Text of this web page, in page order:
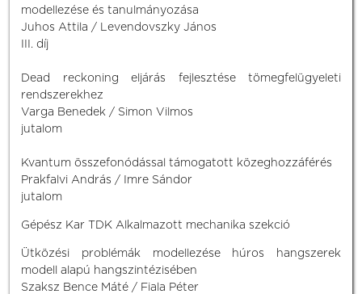
modellezése és tanulmányozása
Juhos Attila / Levendovszky János
III. díj
Dead reckoning eljárás fejlesztése tömegfelügyeleti
rendszerekhez
Varga Benedek / Simon Vilmos
jutalom
Kvantum összefonódással támogatott közeghozzáférés
Prakfalvi András / Imre Sándor
jutalom
Gépész Kar TDK Alkalmazott mechanika szekció
Ütközési problémák modellezése húros hangszerek
modell alapú hangszintézisében
Szaksz Bence Máté / Fiala Péter